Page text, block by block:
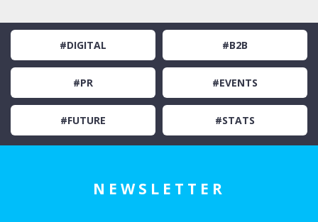
#DIGITAL #B2B
#PR #EVENTS
#FUTURE #STATS
NEWSLETTER